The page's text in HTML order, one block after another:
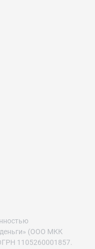
(ООО МКК
1105260001857.